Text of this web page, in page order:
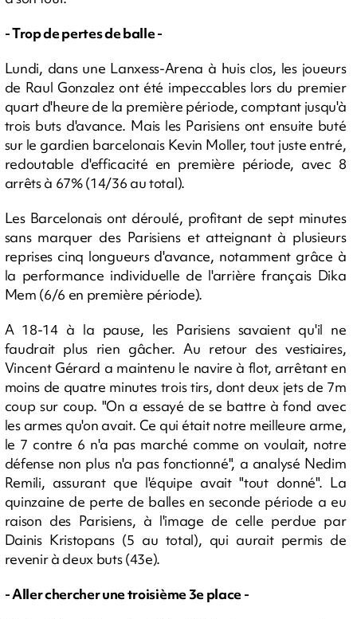
- Trop de pertes de balle -
Lundi, dans une Lanxess-Arena à huis clos, les joueurs
de Raul Gonzalez ont été impeccables lors du premier
quart d'heure de la première période, comptant jusqu'à
trois buts d'avance. Mais les Parisiens ont ensuite buté
sur le gardien barcelonais Kevin Moller, tout juste entré,
redoutable d'efficacité en première période, avec 8
arrêts à 67% (14/36 au total).
Les Barcelonais ont déroulé, profitant de sept minutes
sans marquer des Parisiens et atteignant à plusieurs
reprises cinq longueurs d'avance, notamment grâce à
la performance individuelle de l'arrière français Dika
Mem (6/6 en première période).
A 18-14 à la pause, les Parisiens savaient qu'il ne
faudrait plus rien gâcher. Au retour des vestiaires,
Vincent Gérard a maintenu le navire à flot, arrêtant en
moins de quatre minutes trois tirs, dont deux jets de 7m
coup sur coup. "On a essayé de se battre à fond avec
les armes qu'on avait. Ce qui était notre meilleure arme,
le 7 contre 6 n'a pas marché comme on voulait, notre
défense non plus n'a pas fonctionné", a analysé Nedim
Remili, assurant que l'équipe avait "tout donné". La
quinzaine de perte de balles en seconde période a eu
raison des Parisiens, à l'image de celle perdue par
Dainis Kristopans (5 au total), qui aurait permis de
revenir à deux buts (43e).
- Aller chercher une troisième 3e place -